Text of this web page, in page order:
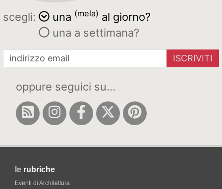
scegli: una (mela) al giorno?
una a settimana?
ISCRIVITI
oppure seguici su...
le rubriche
Eventi di Architettura